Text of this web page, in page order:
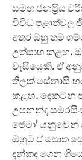
සමඟ ජනප්‍රිය
විවිධ පළාත්වල
අතර ඔහු තම
උත්සාහ කළහ.
වැසියෙකි. ඒ
තිලක්
කළහ. දෙකටන
උපනන්ද
ජෙමා’
ඔහුට ඒ පොත
දන්කද ගෙන